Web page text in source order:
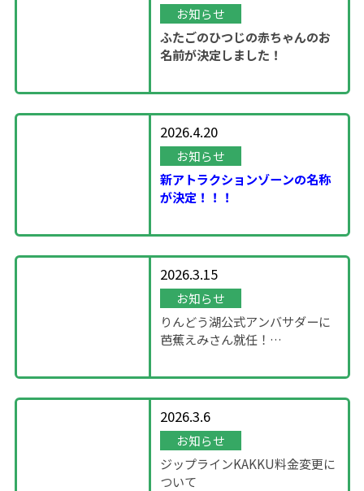
お知らせ
ふたごのひつじの赤ちゃんのお
名前が決定しました！
2026.4.20
お知らせ
新アトラクションゾーンの名称
が決定！！！
2026.3.15
お知らせ
りんどう湖公式アンバサダーに
芭蕉えみさん就任！
2026.3.6
お知らせ
ジップラインKAKKU料金変更に
ついて